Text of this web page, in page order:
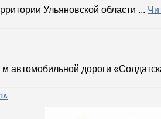
Ульяновской области ...
м автомобильной дороги